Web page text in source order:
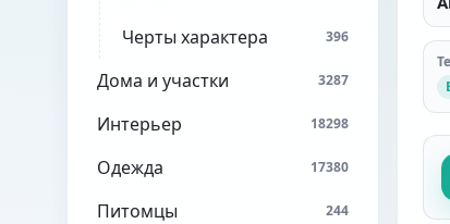
Черты характера 396
Дома и участки 3287
Интерьер 18298
Одежда 17380
Питомцы 244